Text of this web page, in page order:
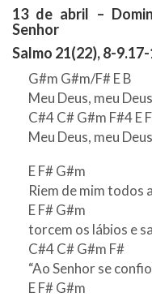
13 de abril –
Senhor
Salmo 21(22), 8-
G#m G#m/F# E B
Meu Deus, meu
C#4 C# G#m F#4 E
Meu Deus, meu
E F# G#m
Riem de mim todos
E F# G#m
torcem os lábios e
C#4 C# G#m F#
“Ao Senhor se
E F# G#m